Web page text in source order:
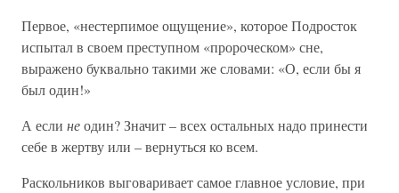
Первое, «нестерпимое ощущение», которое Подросток
испытал в своем преступном «пророческом» сне,
выражено буквально такими же словами: «О, если бы я
был один!»
А если неодин? Значит – всех остальных надо принести
себе в жертву или – вернуться ко всем.
Раскольников выговаривает самое главное условие, при